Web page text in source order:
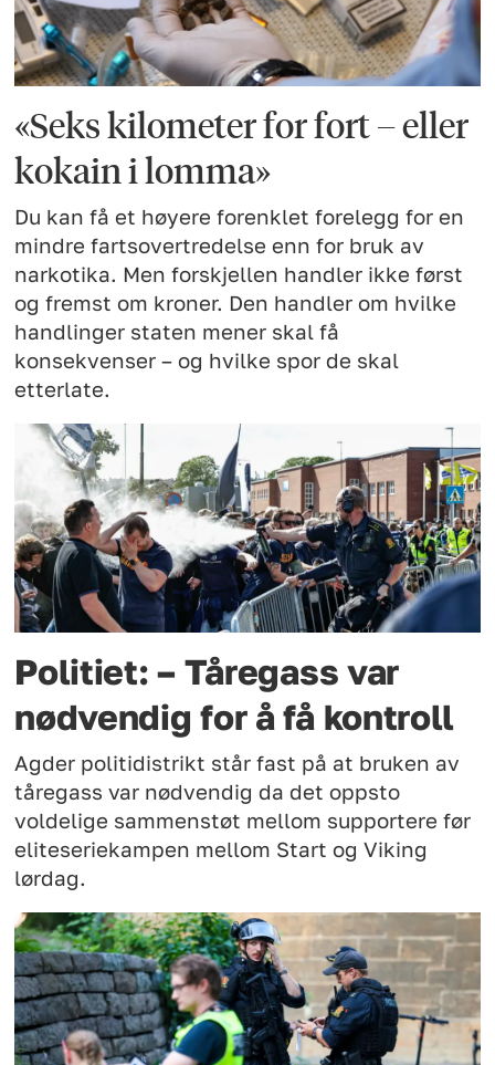
«Seks kilometer for fort – eller
kokain i lomma»
Du kan få et høyere forenklet forelegg for en
mindre fartsovertredelse enn for bruk av
narkotika. Men forskjellen handler ikke først
og fremst om kroner. Den handler om hvilke
handlinger staten mener skal få
konsekvenser – og hvilke spor de skal
etterlate.
Politiet: – Tåregass var
nødvendig for å få kontroll
Agder politidistrikt står fast på at bruken av
tåregass var nødvendig da det oppsto
voldelige sammenstøt mellom supportere før
eliteseriekampen mellom Start og Viking
lørdag.